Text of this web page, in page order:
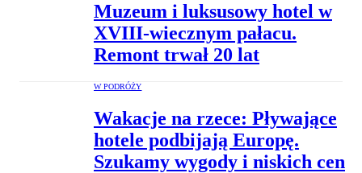
Muzeum i luksusowy hotel w
XVIII-wiecznym pałacu.
Remont trwał 20 lat
W PODRÓŻY
Wakacje na rzece: Pływające
hotele podbijają Europę.
Szukamy wygody i niskich cen